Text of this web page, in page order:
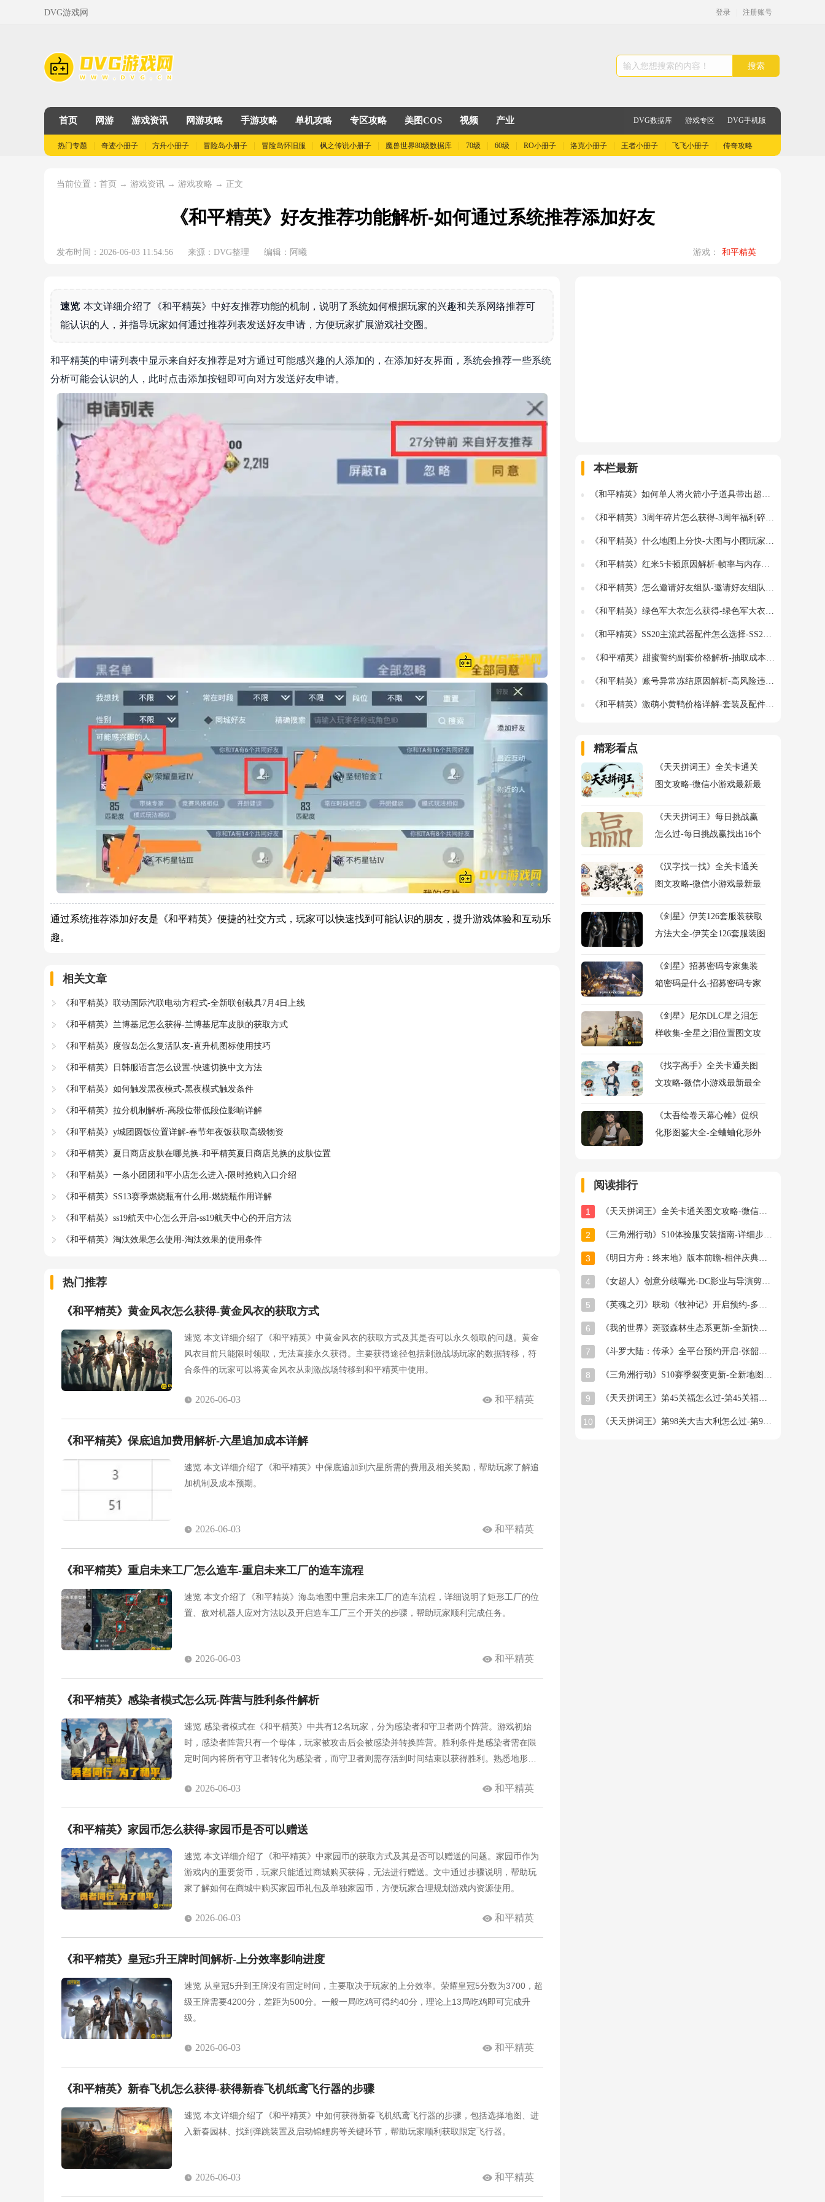
DVG游戏网 登录 注册账号
搜索
首页 网游 游戏资讯 网游攻略 手游攻略 单机攻略 专区攻略 美图COS 视频 产业 DVG数据库 游戏专区 DVG手机版
热门专题 奇迹小册子 方舟小册子 冒险岛小册子 冒险岛怀旧服 枫之传说小册子 魔兽世界80级数据库 70级 60级 RO小册子 洛克小册子 王者小册子 飞飞小册子 传奇攻略
当前位置： 首页 → 游戏资讯 → 游戏攻略 → 正文
《和平精英》好友推荐功能解析-如何通过系统推荐添加好友
发布时间：2026-06-03 11:54:56 来源：DVG整理 编辑：阿曦 游戏： 和平精英
速览 本文详细介绍了《和平精英》中好友推荐功能的机制，说明了系统如何根据玩家的兴趣和关系网络推荐可
能认识的人，并指导玩家如何通过推荐列表发送好友申请，方便玩家扩展游戏社交圈。
和平精英的申请列表中显示来自好友推荐是对方通过可能感兴趣的人添加的，在添加好友界面，系统会推荐一些系统
分析可能会认识的人，此时点击添加按钮即可向对方发送好友申请。
通过系统推荐添加好友是《和平精英》便捷的社交方式，玩家可以快速找到可能认识的朋友，提升游戏体验和互动乐
趣。
相关文章
《和平精英》联动国际汽联电动方程式-全新联创载具7月4日上线
《和平精英》兰博基尼怎么获得-兰博基尼车皮肤的获取方式
《和平精英》度假岛怎么复活队友-直升机图标使用技巧
《和平精英》日韩服语言怎么设置-快速切换中文方法
《和平精英》如何触发黑夜模式-黑夜模式触发条件
《和平精英》拉分机制解析-高段位带低段位影响详解
《和平精英》y城团圆饭位置详解-春节年夜饭获取高级物资
《和平精英》夏日商店皮肤在哪兑换-和平精英夏日商店兑换的皮肤位置
《和平精英》一条小团团和平小店怎么进入-限时抢购入口介绍
《和平精英》SS13赛季燃烧瓶有什么用-燃烧瓶作用详解
《和平精英》ss19航天中心怎么开启-ss19航天中心的开启方法
《和平精英》淘汰效果怎么使用-淘汰效果的使用条件
热门推荐
《和平精英》黄金风衣怎么获得-黄金风衣的获取方式
速览 本文详细介绍了《和平精英》中黄金风衣的获取方式及其是否可以永久领取的问题。黄金
风衣目前只能限时领取，无法直接永久获得。主要获得途径包括刺激战场玩家的数据转移，符
合条件的玩家可以将黄金风衣从刺激战场转移到和平精英中使用。
2026-06-03 和平精英
《和平精英》保底追加费用解析-六星追加成本详解
速览 本文详细介绍了《和平精英》中保底追加到六星所需的费用及相关奖励，帮助玩家了解追
加机制及成本预期。
2026-06-03 和平精英
《和平精英》重启未来工厂怎么造车-重启未来工厂的造车流程
速览 本文介绍了《和平精英》海岛地图中重启未来工厂的造车流程，详细说明了矩形工厂的位
置、敌对机器人应对方法以及开启造车工厂三个开关的步骤，帮助玩家顺利完成任务。
2026-06-03 和平精英
《和平精英》感染者模式怎么玩-阵营与胜利条件解析
速览 感染者模式在《和平精英》中共有12名玩家，分为感染者和守卫者两个阵营。游戏初始
时，感染者阵营只有一个母体，玩家被攻击后会被感染并转换阵营。胜利条件是感染者需在限
定时间内将所有守卫者转化为感染者，而守卫者则需存活到时间结束以获得胜利。熟悉地形的
2026-06-03 和平精英
《和平精英》家园币怎么获得-家园币是否可以赠送
速览 本文详细介绍了《和平精英》中家园币的获取方式及其是否可以赠送的问题。家园币作为
游戏内的重要货币，玩家只能通过商城购买获得，无法进行赠送。文中通过步骤说明，帮助玩
家了解如何在商城中购买家园币礼包及单独家园币，方便玩家合理规划游戏内资源使用。
2026-06-03 和平精英
《和平精英》皇冠5升王牌时间解析-上分效率影响进度
速览 从皇冠5升到王牌没有固定时间，主要取决于玩家的上分效率。荣耀皇冠5分数为3700，超
级王牌需要4200分，差距为500分。一般一局吃鸡可得约40分，理论上13局吃鸡即可完成升
级。
2026-06-03 和平精英
《和平精英》新春飞机怎么获得-获得新春飞机纸鸢飞行器的步骤
速览 本文详细介绍了《和平精英》中如何获得新春飞机纸鸢飞行器的步骤，包括选择地图、进
入新春园林、找到弹跳装置及启动锦鲤房等关键环节，帮助玩家顺利获取限定飞行器。
2026-06-03 和平精英
本栏最新
《和平精英》如何单人将火箭小子道具带出超体模式-特训岛火箭小子带出技巧
《和平精英》3周年碎片怎么获得-3周年福利碎片的获取方法
《和平精英》什么地图上分快-大图与小图玩家选择攻略
《和平精英》红米5卡顿原因解析-帧率与内存优化方法
《和平精英》怎么邀请好友组队-邀请好友组队的详细步骤
《和平精英》绿色军大衣怎么获得-绿色军大衣的获得方式
《和平精英》SS20主流武器配件怎么选择-SS20主流武器配件选择指南
《和平精英》甜蜜誓约副套价格解析-抽取成本详解
《和平精英》账号异常冻结原因解析-高风险违规行为详解
《和平精英》激萌小黄鸭价格详解-套装及配件售价一览
精彩看点
《天天拼词王》全关卡通关
图文攻略-微信小游戏最新最
《天天拼词王》每日挑战赢
怎么过-每日挑战赢找出16个
《汉字找一找》全关卡通关
图文攻略-微信小游戏最新最
《剑星》伊芙126套服装获取
方法大全-伊芙全126套服装图
《剑星》招募密码专家集装
箱密码是什么-招募密码专家
《剑星》尼尔DLC星之泪怎
样收集-全星之泪位置图文攻
《找字高手》全关卡通关图
文攻略-微信小游戏最新最全
《太吾绘卷天幕心帷》促织
化形图鉴大全-全蛐蛐化形外
阅读排行
1 《天天拼词王》全关卡通关图文攻略-微信小游戏最新最全关卡通关图文攻略
2 《三角洲行动》S10体验服安装指南-详细步骤与注意事项
3 《明日方舟：终末地》版本前瞻-相伴庆典与新干员登场
4 《女超人》创意分歧曝光-DC影业与导演剪辑之争
5 《英魂之刃》联动《牧神记》开启预约-多款旧皮返场半价星陨龙坐骑限时秒杀
6 《我的世界》斑驳森林生态系更新-全新快照版本抢先体验开启
7 《斗罗大陆：传承》全平台预约开启-张韶涵领衔邀你破茧成神
8 《三角洲行动》S10赛季裂变更新-全新地图首领与联动福利
9 《天天拼词王》第45关福怎么过-第45关福找出16个常用字图文攻略
10 《天天拼词王》第98关大吉大利怎么过-第98关大吉大利找出26个常用字图文攻略